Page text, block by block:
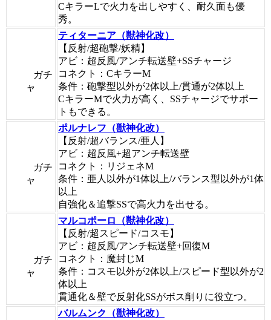
CキラーLで火力を出しやすく、耐久面も優
秀。
ガチ
ャ
ティターニア（獣神化改）
【反射/超砲撃/妖精】
アビ：超反風/アンチ転送壁+SSチャージ
コネクト：CキラーM
条件：砲撃型以外が2体以上/貫通が2体以上
CキラーMで火力が高く、SSチャージでサポー
トもできる。
ガチ
ャ
ポルナレフ（獣神化改）
【反射/超バランス/亜人】
アビ：超反風+超アンチ転送壁
コネクト：リジェネM
条件：亜人以外が1体以上/バランス型以外が1体
以上
自強化＆追撃SSで高火力を出せる。
ガチ
ャ
マルコポーロ（獣神化改）
【反射/超スピード/コスモ】
アビ：超反風/アンチ転送壁+回復M
コネクト：魔封じM
条件：コスモ以外が2体以上/スピード型以外が2
体以上
貫通化＆壁で反射化SSがボス削りに役立つ。
バルムンク（獣神化改）